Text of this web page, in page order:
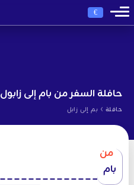
€
حافلة السفر من بام إلى زابول
حافلة › بم إلى زابل
من
بام